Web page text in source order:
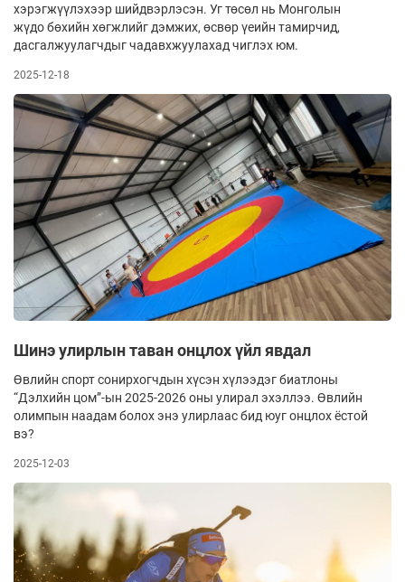
хэрэгжүүлэхээр шийдвэрлэсэн. Уг төсөл нь Монголын
жүдо бөхийн хөгжлийг дэмжих, өсвөр үеийн тамирчид,
дасгалжуулагчдыг чадавхжуулахад чиглэх юм.
2025-12-18
Шинэ улирлын таван онцлох үйл явдал
Өвлийн спорт сонирхогчдын хүсэн хүлээдэг биатлоны
“Дэлхийн цом”-ын 2025-2026 оны улирал эхэллээ. Өвлийн
олимпын наадам болох энэ улирлаас бид юуг онцлох ёстой
вэ?
2025-12-03